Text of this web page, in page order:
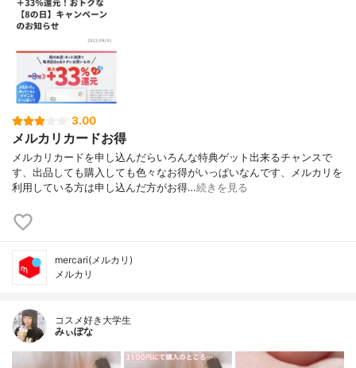
3.00
メルカリカードお得
メルカリカードを申し込んだらいろんな特典ゲット出来るチャンスで
す、出品しても購入しても色々なお得がいっぱいなんです、メルカリを
利用している方は申し込んだ方がお得…続きを見る
mercari(メルカリ)
メルカリ
コスメ好き大学生
みぃぽな